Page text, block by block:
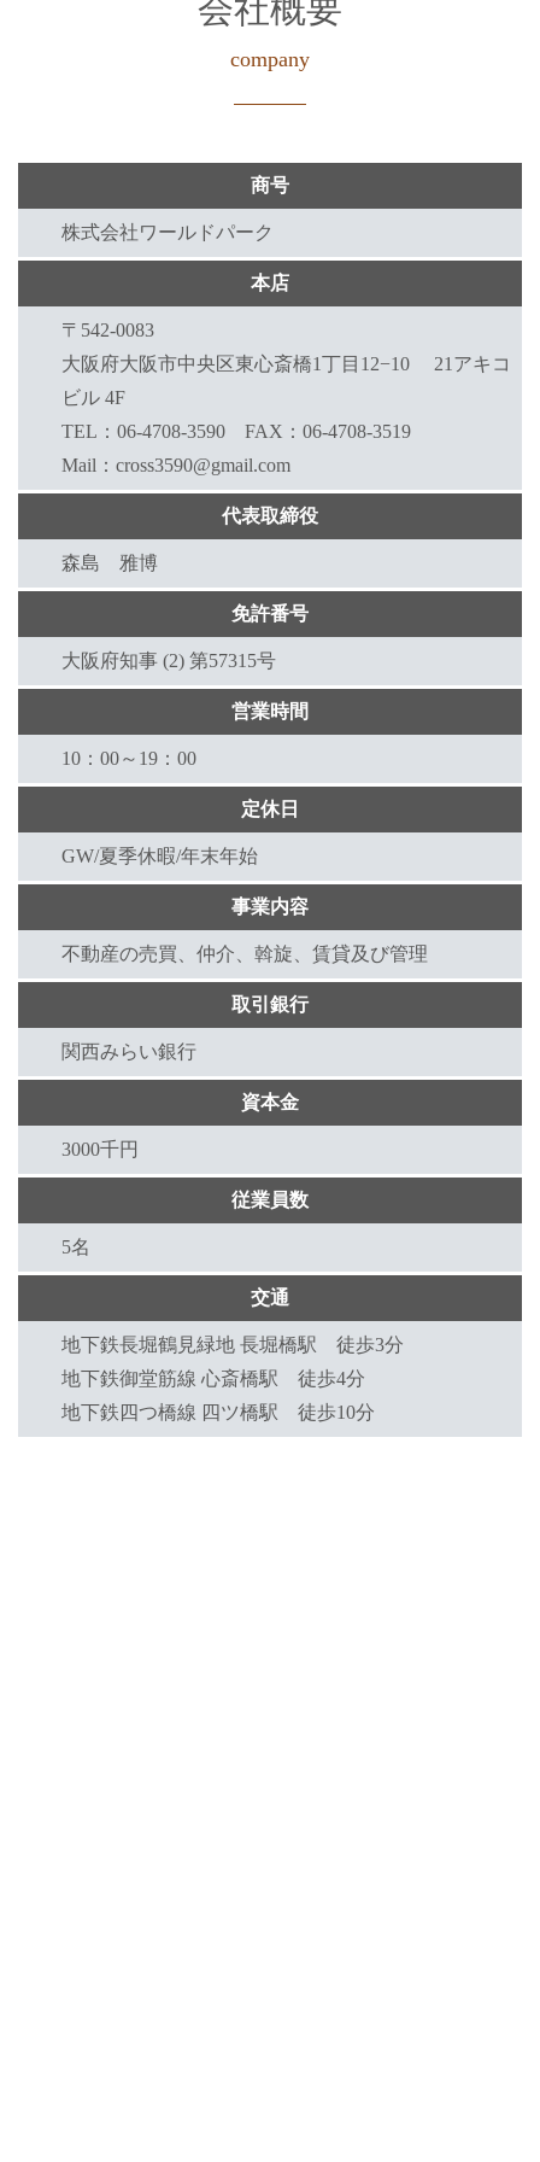
会社概要
company
商号
株式会社ワールドパーク
本店
〒542-0083
大阪府大阪市中央区東心斎橋1丁目12−10 21アキコ
ビル 4F
TEL：06-4708-3590 FAX：06-4708-3519
Mail：cross3590@gmail.com
代表取締役
森島 雅博
免許番号
大阪府知事 (2) 第57315号
営業時間
10：00～19：00
定休日
GW/夏季休暇/年末年始
事業内容
不動産の売買、仲介、斡旋、賃貸及び管理
取引銀行
関西みらい銀行
資本金
3000千円
従業員数
5名
交通
地下鉄長堀鶴見緑地 長堀橋駅 徒歩3分
地下鉄御堂筋線 心斎橋駅 徒歩4分
地下鉄四つ橋線 四ツ橋駅 徒歩10分